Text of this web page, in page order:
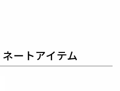
ートアイテム